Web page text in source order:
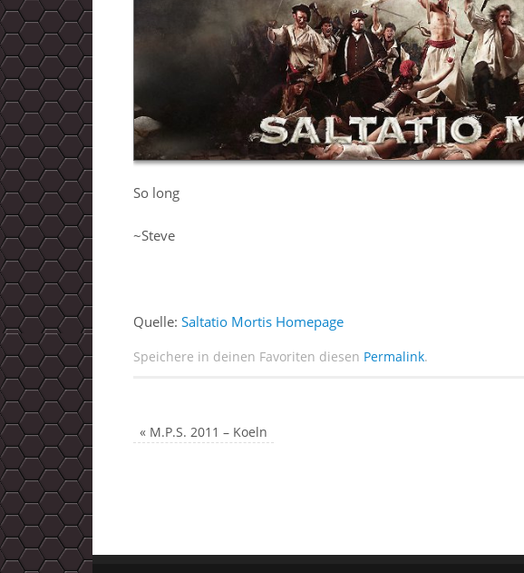
So long
~Steve
Quelle: Saltatio Mortis Homepage
Speichere in deinen Favoriten diesen Permalink.
« M.P.S. 2011 – Koeln